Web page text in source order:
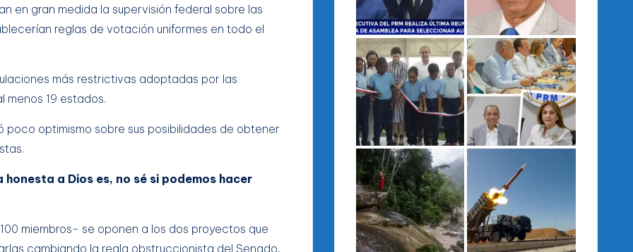
en gran medida la supervisión federal sobre las
reglas de votación uniformes en todo el
más restrictivas adoptadas por las
menos 19 estados.
poco optimismo sobre sus posibilidades de obtener
a Dios es, no sé si podemos hacer
miembros- se oponen a los dos proyectos que
cambiando la regla obstruccionista del Senado,